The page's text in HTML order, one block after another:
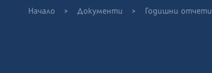
Начало > Документи > Годишни отчети